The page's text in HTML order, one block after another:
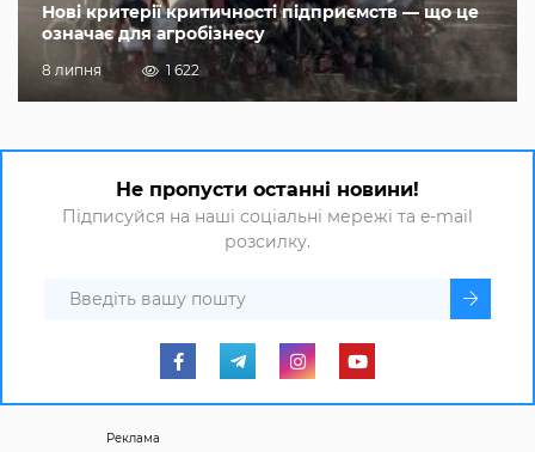
Нові критерії критичності підприємств — що це
означає для агробізнесу
8 липня 1 622
Не пропусти останні новини!
Підписуйся на наші соціальні мережі та e-mail
розсилку.
Реклама